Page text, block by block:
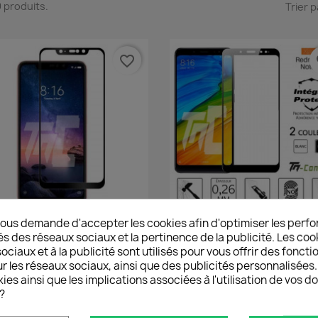
produits. Trier
Aperçu rapide
Redmi Note 6 Pro -...
15,90 €
favorite_border
Aperçu rapide
Xiaomi Redmi Note 5 -
15,90 €
demande d'accepter les cookies afin d'optimiser les
des réseaux sociaux et la pertinence de la publicité. Les
et à la publicité sont utilisés pour vous offrir des
les réseaux sociaux, ainsi que des publicités
ainsi que les implications associées à l'utilisation de vos